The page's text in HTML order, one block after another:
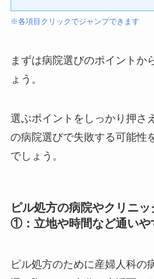
※各項目クリックでジャンプできます
まずは病院選びのポイントか
ょう。
選ぶポイントをしっかり押さ
の病院選びで失敗する可能性
でしょう。
ピル処方の病院やクリニ
①：立地や時間など通いや
ピル処方のために産婦人科の